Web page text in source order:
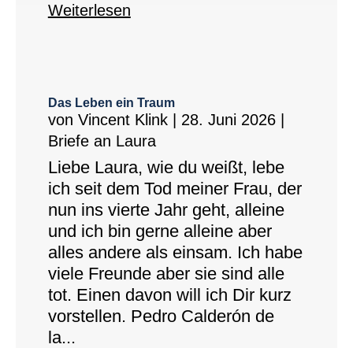
Weiterlesen
Das Leben ein Traum
von Vincent Klink| 28. Juni 2026|
Briefe an Laura
Liebe Laura, wie du weißt, lebe
ich seit dem Tod meiner Frau, der
nun ins vierte Jahr geht, alleine
und ich bin gerne alleine aber
alles andere als einsam. Ich habe
viele Freunde aber sie sind alle
tot. Einen davon will ich Dir kurz
vorstellen. Pedro Calderón de
la...